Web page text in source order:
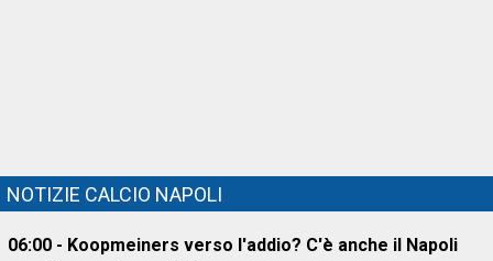
NOTIZIE CALCIO NAPOLI
06:00 - Koopmeiners verso l'addio? C'è anche il Napoli